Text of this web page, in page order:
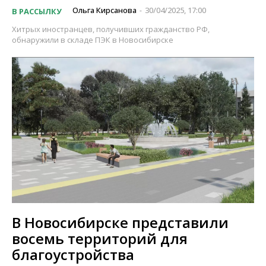
В РАССЫЛКУ Ольга Кирсанова - 30/04/2025, 17:00
Хитрых иностранцев, получивших гражданство РФ,
обнаружили в складе ПЭК в Новосибирске
В Новосибирске представили
восемь территорий для
благоустройства